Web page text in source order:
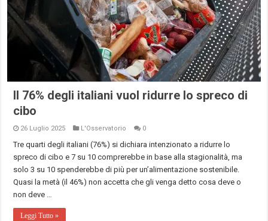
Il 76% degli italiani vuol ridurre lo spreco di
cibo
26 Luglio 2025 L'Osservatorio 0
Tre quarti degli italiani (76%) si dichiara intenzionato a ridurre lo
spreco di cibo e 7 su 10 comprerebbe in base alla stagionalità, ma
solo 3 su 10 spenderebbe di più per un’alimentazione sostenibile.
Quasi la metà (il 46%) non accetta che gli venga detto cosa deve o
non deve …
Leggi Tutto »